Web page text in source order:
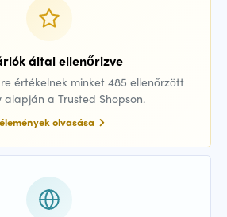
által ellenőrizve
értékelnek minket 485 ellenőrzött
alapján a Trusted Shopson.
olvasása